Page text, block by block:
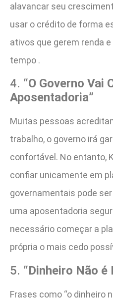
alavancar seu
usar o crédito de forma
ativos que gerem renda
tempo .
4. “O Governo Vai
Aposentadoria”
Muitas pessoas
trabalho, o governo irá
confortável. No entanto,
confiar unicamente em
governamentais pode
uma aposentadoria
necessário começar a
própria o mais cedo
5. “Dinheiro Não
Frases como “o dinheiro